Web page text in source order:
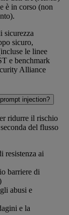
è in corso (non
sicurezza
sicuro,
le linee
e benchmark
Alliance
injection?
ridurre il rischio
del flusso
resistenza ai
barriere di
abusi e
e la